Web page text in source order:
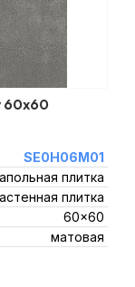
60x60
SE0H06M01
плитка
плитка
60x60
матовая